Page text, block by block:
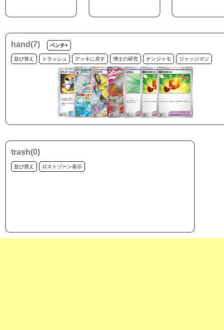
hand(7) ベンチ+
並び替え トラッシュ デッキに戻す 博士の研究 ナンジャモ ジャッジマン
trash(0)
並び替え ロストゾーン表示